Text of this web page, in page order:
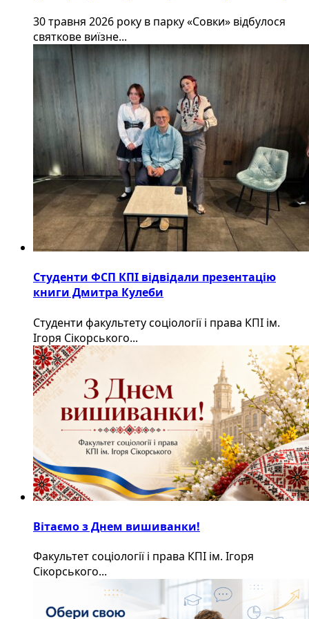
30 травня 2026 року в парку «Совки» відбулося
святкове виїзне...
Студенти ФСП КПІ відвідали презентацію
книги Дмитра Кулеби
Студенти факультету соціології і права КПІ ім.
Ігоря Сікорського...
Вітаємо з Днем вишиванки!
Факультет соціології і права КПІ ім. Ігоря
Сікорського...